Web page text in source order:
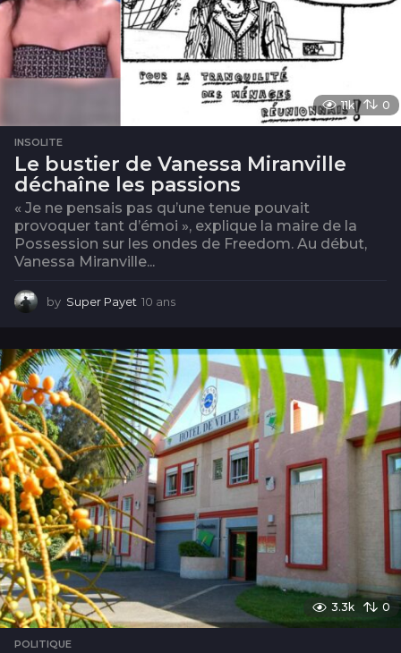
11k 0
INSOLITE
Le bustier de Vanessa Miranville
déchaîne les passions
« Je ne pensais pas qu’une tenue pouvait
provoquer tant d’émoi », explique la maire de la
Possession sur les ondes de Freedom. Au début,
Vanessa Miranville...
by Super Payet 10 ans
n
s
3.3k 0
POLITIQUE